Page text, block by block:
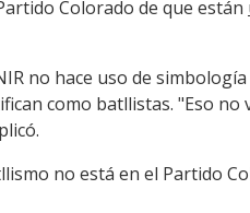
Colorado de que están
no hace uso de
como batllistas. "Eso no
no está en el Partido